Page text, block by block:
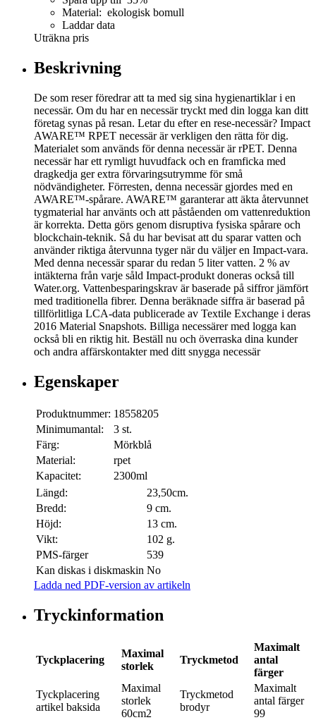
Material: ekologisk bomull
Laddar data
Uträkna pris
Beskrivning
De som reser föredrar att ta med sig sina hygienartiklar i en
necessär. Om du har en necessär tryckt med din logga kan ditt
företag synas på resan. Letar du efter en rese-necessär? Impact
AWARE™ RPET necessär är verkligen den rätta för dig.
Materialet som används för denna necessär är rPET. Denna
necessär har ett rymligt huvudfack och en framficka med
dragkedja ger extra förvaringsutrymme för små
nödvändigheter. Förresten, denna necessär gjordes med en
AWARE™-spårare. AWARE™ garanterar att äkta återvunnet
tygmaterial har använts och att påståenden om vattenreduktion
är korrekta. Detta görs genom disruptiva fysiska spårare och
blockchain-teknik. Så du har bevisat att du sparar vatten och
använder riktiga återvunna tyger när du väljer en Impact-vara.
Med denna necessär sparar du redan 5 liter vatten. 2 % av
intäkterna från varje såld Impact-produkt doneras också till
Water.org. Vattenbesparingskrav är baserade på siffror jämfört
med traditionella fibrer. Denna beräknade siffra är baserad på
tillförlitliga LCA-data publicerade av Textile Exchange i deras
2016 Material Snapshots. Billiga necessärer med logga kan
också bli en riktig hit. Beställ nu och överraska dina kunder
och andra affärskontakter med ditt snygga necessär
Egenskaper
Produktnummer: 18558205
Minimumantal:
3 st.
Färg:
Mörkblå
Material:
rpet
Kapacitet:
2300ml
Längd:
23,50cm.
Bredd:
9 cm.
Höjd:
13 cm.
Vikt:
102 g.
PMS-färger
539
Kan diskas i diskmaskin No
Ladda ned PDF-version av artikeln
Tryckinformation
Tyckplacering
Maximal
storlek
Tryckmetod
Maximalt
antal
färger
Tyckplacering
artikel baksida
Maximal
storlek
60cm2
Tryckmetod
brodyr
Maximalt
antal färger
99